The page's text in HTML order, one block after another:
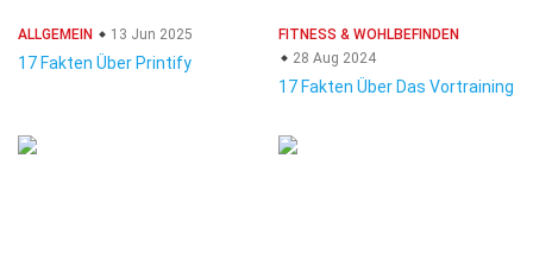
ALLGEMEIN 13 Jun 2025
17 Fakten Über Printify
FITNESS & WOHLBEFINDEN
28 Aug 2024
17 Fakten Über Das Vortraining